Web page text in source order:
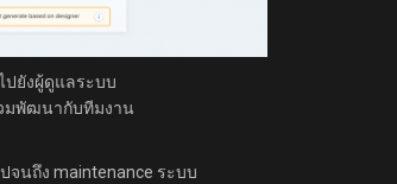
ปยังผู้ดูแลระบบ
วมพัฒนากับทีมงาน
จนถึง maintenance ระบบ